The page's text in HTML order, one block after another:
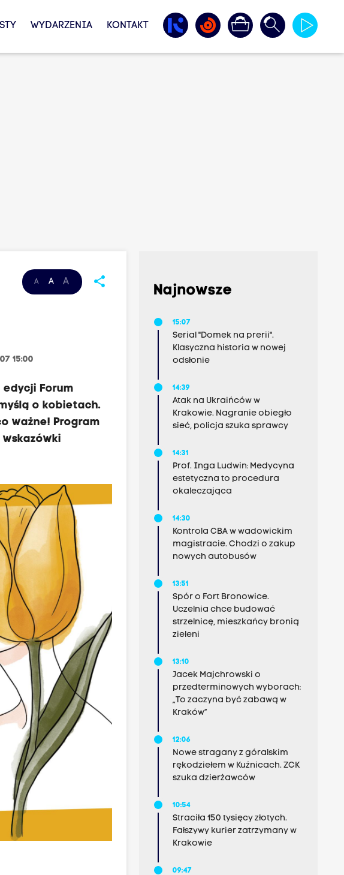
WYDARZENIA KONTAKT
A A A share
15:00
Forum
o kobietach.
ważne! Program
Najnowsze
15:07
Serial "Domek na prerii".
Klasyczna historia w nowej
odsłonie
14:39
Atak na Ukraińców w
Krakowie. Nagranie obiegło
sieć, policja szuka sprawcy
14:31
Prof. Inga Ludwin: Medycyna
estetyczna to procedura
okaleczająca
14:30
Kontrola CBA w wadowickim
magistracie. Chodzi o zakup
nowych autobusów
13:51
Spór o Fort Bronowice.
Uczelnia chce budować
strzelnicę, mieszkańcy bronią
zieleni
13:10
Jacek Majchrowski o
przedterminowych wyborach:
„To zaczyna być zabawą w
Kraków”
12:06
Nowe stragany z góralskim
rękodziełem w Kuźnicach. ZCK
szuka dzierżawców
10:54
Straciła 150 tysięcy złotych.
Fałszywy kurier zatrzymany w
Krakowie
09:47